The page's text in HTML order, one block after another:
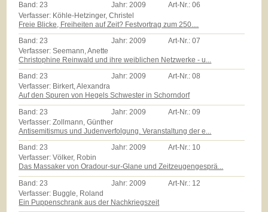
Band:23 Jahr:2009 Art-Nr.:06
Verfasser: Köhle-Hetzinger, Christel
Freie Blicke, Freiheiten auf Zeit? Festvortrag zum 250....
Band: 23 Jahr: 2009 Art-Nr.:07
Verfasser: Seemann, Anette
Christophine Reinwald und ihre weiblichen Netzwerke - u...
Band:23 Jahr:2009 Art-Nr.:08
Verfasser: Birkert, Alexandra
Auf den Spuren von Hegels Schwester in Schorndorf
Band: 23 Jahr: 2009 Art-Nr.:09
Verfasser: Zollmann, Günther
Antisemitismus und Judenverfolgung. Veranstaltung der e...
Band:23 Jahr:2009 Art-Nr.: 10
Verfasser: Völker, Robin
Das Massaker von Oradour-sur-Glane und Zeitzeugengesprä...
Band: 23 Jahr: 2009 Art-Nr.: 12
Verfasser: Buggle, Roland
Ein Puppenschrank aus der Nachkriegszeit